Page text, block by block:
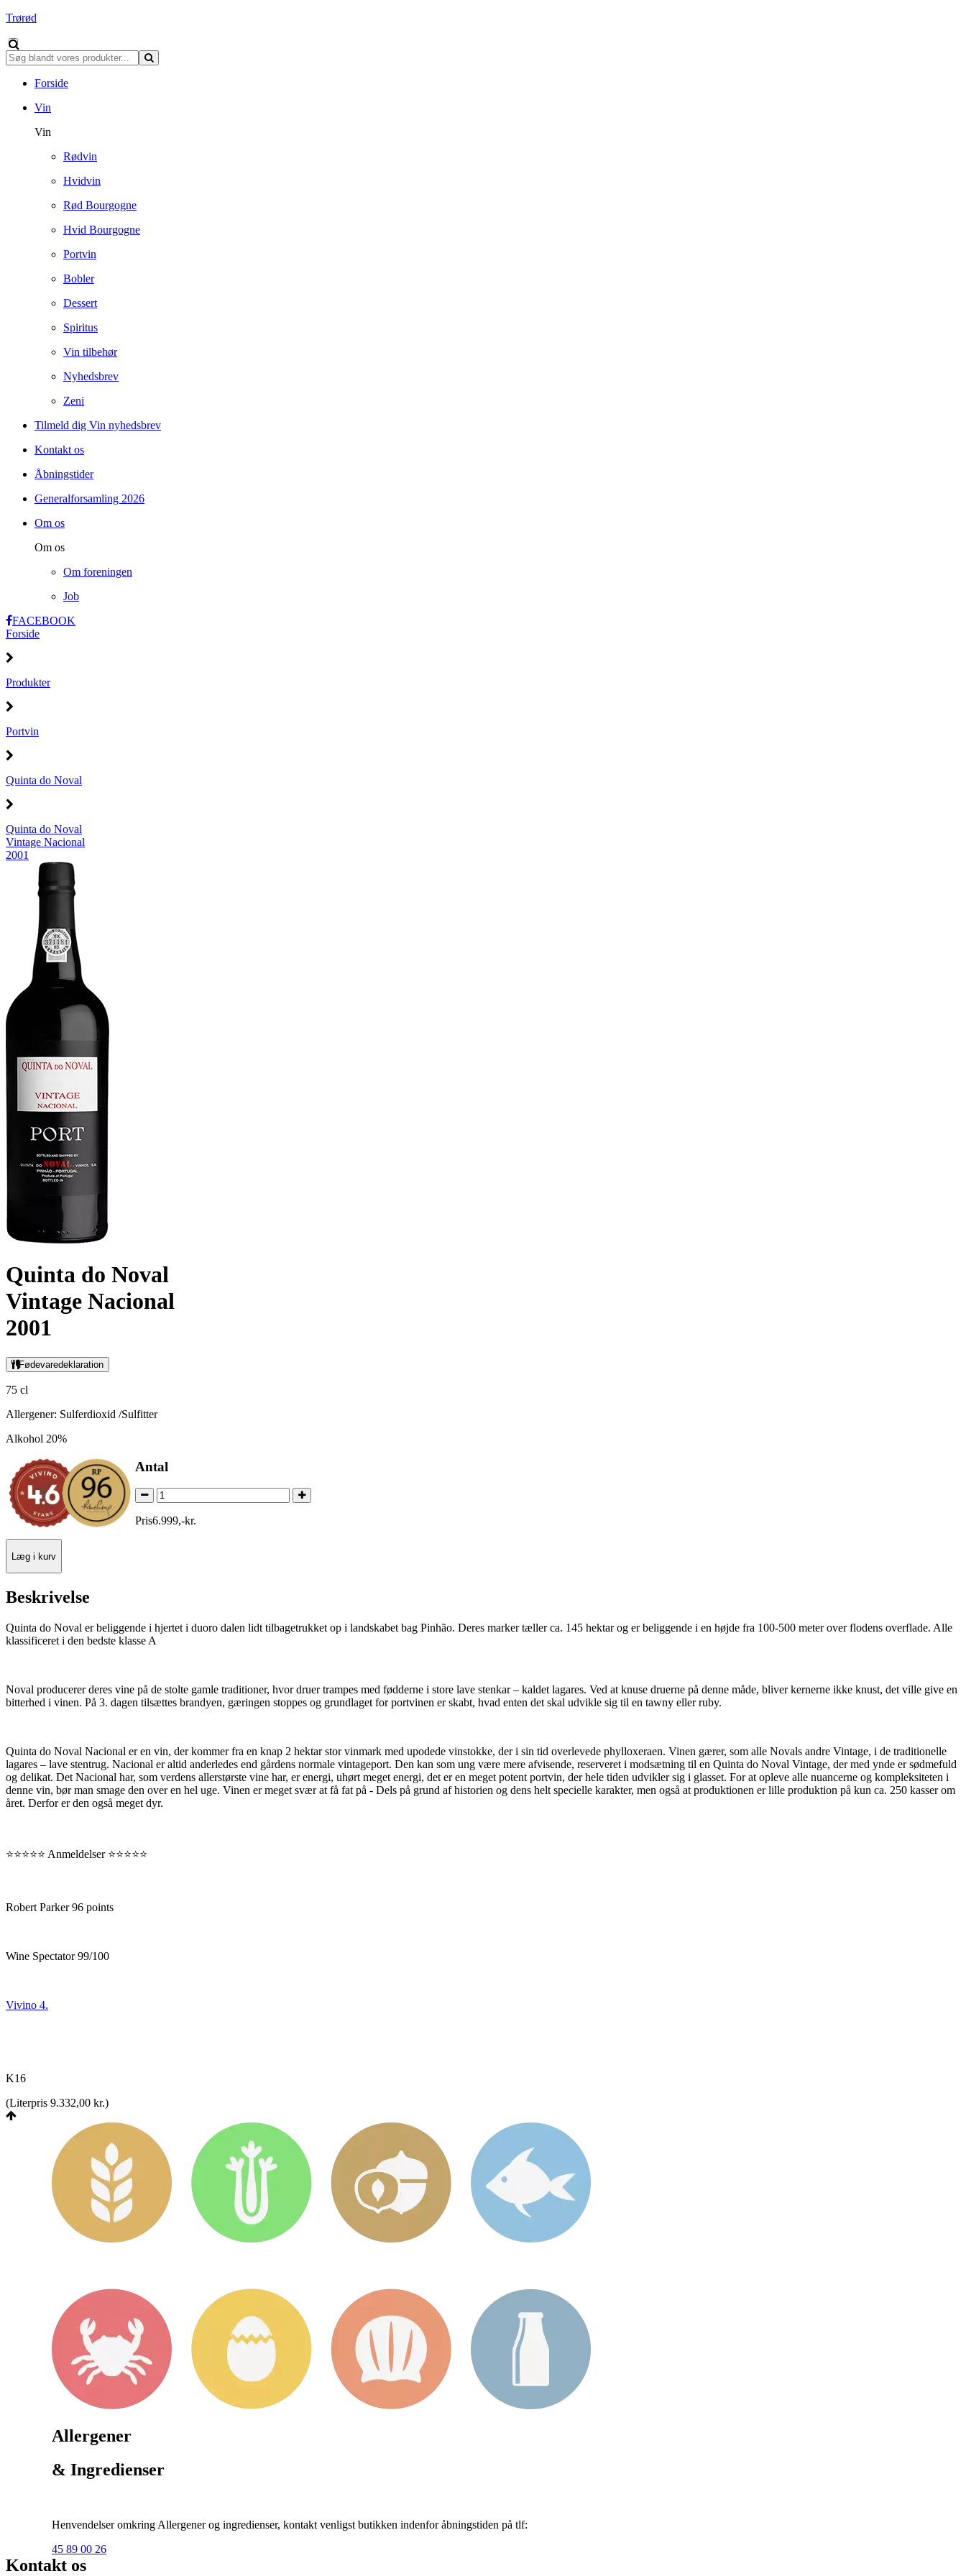
Trørød
Forside
Vin
Vin
Rødvin
Hvidvin
Rød Bourgogne
Hvid Bourgogne
Portvin
Bobler
Dessert
Spiritus
Vin tilbehør
Nyhedsbrev
Zeni
Tilmeld dig Vin nyhedsbrev
Kontakt os
Åbningstider
Generalforsamling 2026
Om os
Om os
Om foreningen
Job
FACEBOOK
Forside
Produkter
Portvin
Quinta do Noval
Quinta do Noval
Vintage Nacional
2001
Quinta do Noval
Vintage Nacional
2001
Fødevaredeklaration
75 cl
Allergener: Sulferdioxid /Sulfitter
Alkohol 20%
Antal
Pris6.999,-kr.
Læg i kurv
Beskrivelse
Quinta do Noval er beliggende i hjertet i duoro dalen lidt tilbagetrukket op i landskabet bag Pinhão. Deres marker tæller ca. 145 hektar og er beliggende i en højde fra 100-500 meter over flodens overflade. Alle
klassificeret i den bedste klasse A
Noval producerer deres vine på de stolte gamle traditioner, hvor druer trampes med fødderne i store lave stenkar – kaldet lagares. Ved at knuse druerne på denne måde, bliver kernerne ikke knust, det ville give en
bitterhed i vinen. På 3. dagen tilsættes brandyen, gæringen stoppes og grundlaget for portvinen er skabt, hvad enten det skal udvikle sig til en tawny eller ruby.
Quinta do Noval Nacional er en vin, der kommer fra en knap 2 hektar stor vinmark med upodede vinstokke, der i sin tid overlevede phylloxeraen. Vinen gærer, som alle Novals andre Vintage, i de traditionelle
lagares – lave stentrug. Nacional er altid anderledes end gårdens normale vintageport. Den kan som ung være mere afvisende, reserveret i modsætning til en Quinta do Noval Vintage, der med ynde er sødmefuld
og delikat. Det Nacional har, som verdens allerstørste vine har, er energi, uhørt meget energi, det er en meget potent portvin, der hele tiden udvikler sig i glasset. For at opleve alle nuancerne og kompleksiteten i
denne vin, bør man smage den over en hel uge. Vinen er meget svær at få fat på - Dels på grund af historien og dens helt specielle karakter, men også at produktionen er lille produktion på kun ca. 250 kasser om
året. Derfor er den også meget dyr.
⭐️⭐️⭐️⭐️⭐️ Anmeldelser ⭐️⭐️⭐️⭐️⭐️
Robert Parker 96 points
Wine Spectator 99/100
Vivino 4.
K16
(Literpris 9.332,00 kr.)
Allergener
& Ingredienser
Henvendelser omkring Allergener og ingredienser, kontakt venligst butikken indenfor åbningstiden på tlf:
45 89 00 26
Kontakt os